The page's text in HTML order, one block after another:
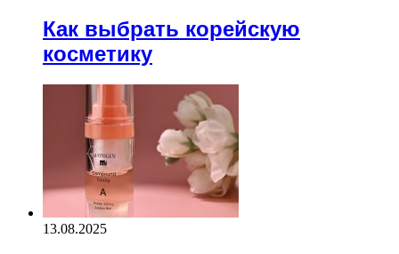
Как выбрать корейскую
косметику
13.08.2025